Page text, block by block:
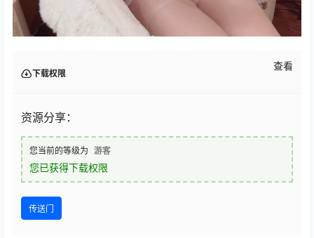
下载权限
查看
资源分享：
您当前的等级为 游客
您已获得下载权限
传送门